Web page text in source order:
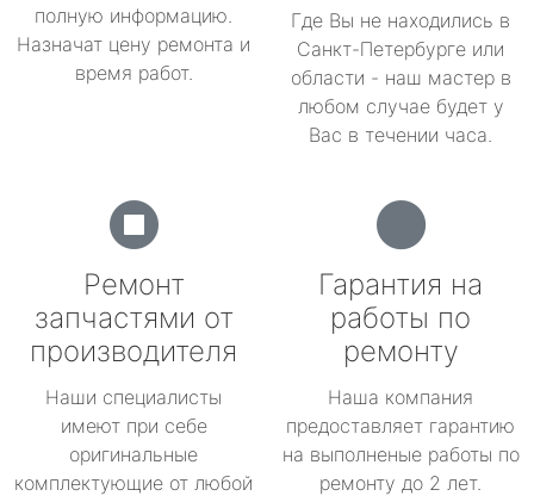
полную информацию.
Назначат цену ремонта и
время работ.
Где Вы не находились в
Санкт-Петербурге или
области - наш мастер в
любом случае будет у
Вас в течении часа.
Ремонт
запчастями от
производителя
Наши специалисты
имеют при себе
оригинальные
комплектующие от любой
Гарантия на
работы по
ремонту
Наша компания
предоставляет гарантию
на выполненые работы по
ремонту до 2 лет.